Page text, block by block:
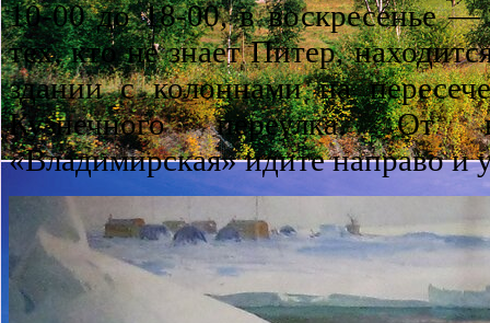
10-00 до 18-00, в воскресенье
тех, кто не знает Питер,
здании с колоннами на
Кузнечного переулка.
«Владимирская» идите направо и